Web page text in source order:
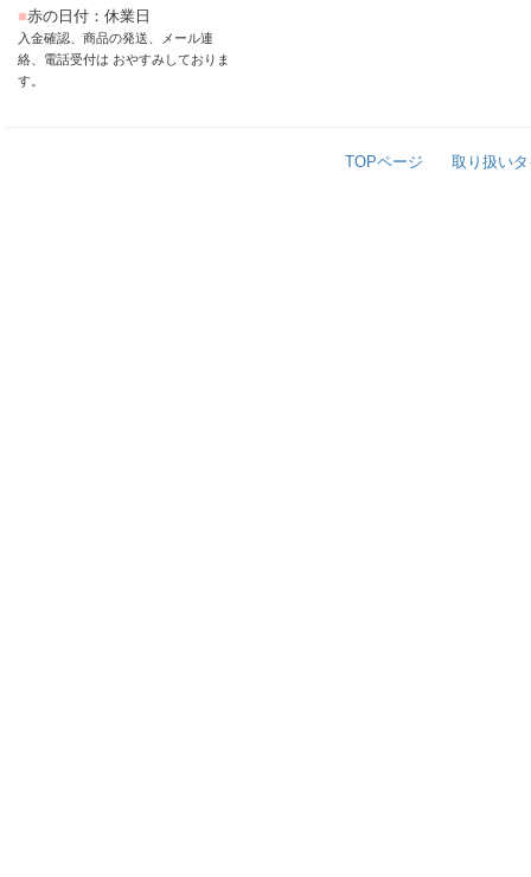
■赤の日付：休業日
入金確認、商品の発送、メール連
絡、電話受付は おやすみしておりま
す。
TOPページ 取り扱い